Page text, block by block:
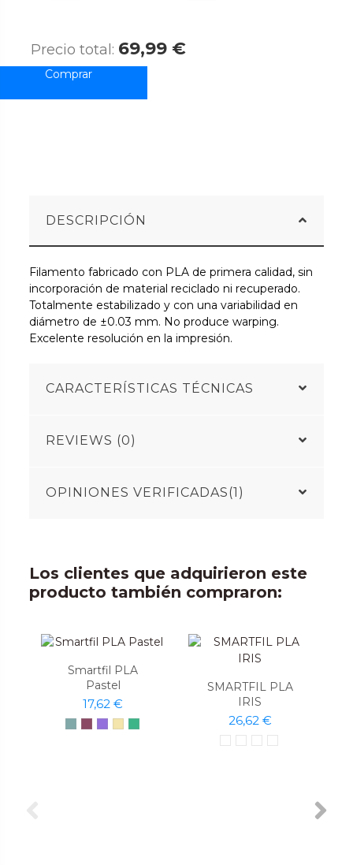
Precio total: 69,99 €
DESCRIPCIÓN
Filamento fabricado con PLA de primera calidad, sin
incorporación de material reciclado ni recuperado.
Totalmente estabilizado y con una variabilidad en
diámetro de ±0.03 mm. No produce warping.
Excelente resolución en la impresión.
CARACTERÍSTICAS TÉCNICAS
REVIEWS (0)
OPINIONES VERIFICADAS(1)
Los clientes que adquirieron este
producto también compraron:
Smartfil PLA
Pastel
17,62 €
SMARTFIL PLA
IRIS
26,62 €